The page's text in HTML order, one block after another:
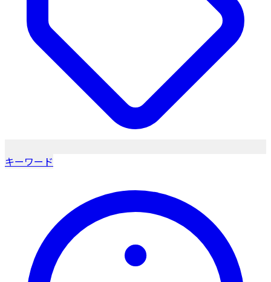
キーワード